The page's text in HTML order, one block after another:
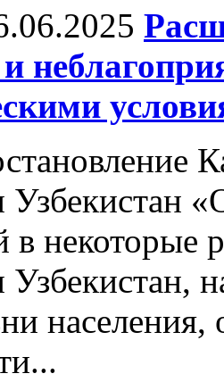
Узбекистан
в некоторые
Узбекистан,
населения,